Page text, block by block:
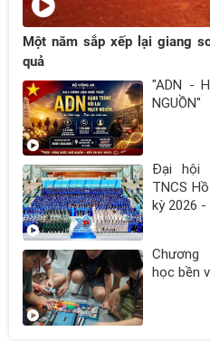
Một năm sắp xếp lại giang
quả
"ADN -
NGUỒN"
Đại hội
TNCS
kỳ 2026 -
Chương
học bền